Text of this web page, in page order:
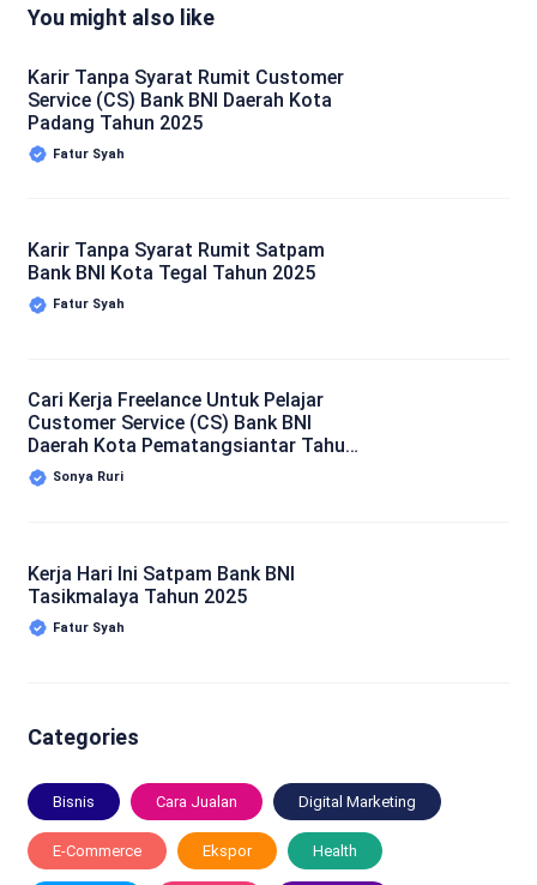
You might also like
Karir Tanpa Syarat Rumit Customer
Service (CS) Bank BNI Daerah Kota
Padang Tahun 2025
Fatur Syah
Karir Tanpa Syarat Rumit Satpam
Bank BNI Kota Tegal Tahun 2025
Fatur Syah
Cari Kerja Freelance Untuk Pelajar
Customer Service (CS) Bank BNI
Daerah Kota Pematangsiantar Tahun
2025Sonya Ruri
Kerja Hari Ini Satpam Bank BNI
Tasikmalaya Tahun 2025
Fatur Syah
Categories
Bisnis Cara Jualan Digital Marketing
E-Commerce Ekspor Health